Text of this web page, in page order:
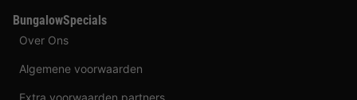
BungalowSpecials
Over Ons
Algemene voorwaarden
Extra voorwaarden partners